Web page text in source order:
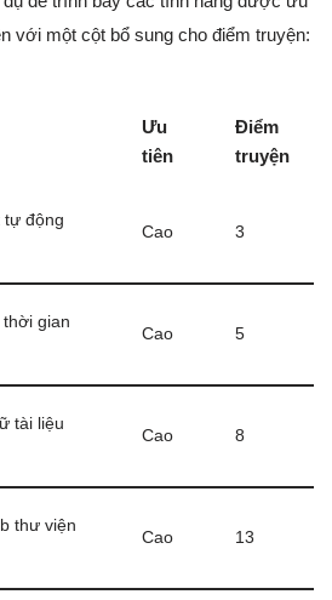
với một cột bổ sung cho điểm truyện:
Ưu
tiên
Điểm
truyện
tự động
Cao 3
gian
Cao 5
tài liệu
Cao 8
thư viện
Cao 13